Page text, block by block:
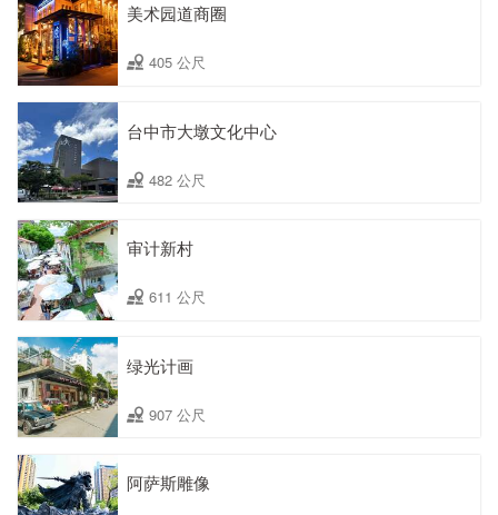
美术园道商圈
405 公尺
台中市大墩文化中心
482 公尺
审计新村
611 公尺
绿光计画
907 公尺
阿萨斯雕像